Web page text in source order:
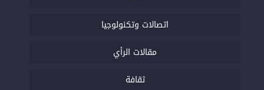
اتصالات وتكنولوجيا
مقالات الرأي
ثقافة